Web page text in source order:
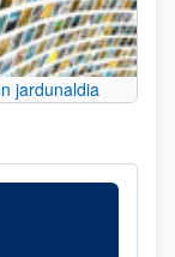
jardunaldia